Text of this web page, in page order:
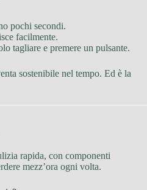
pochi secondi.
facilmente.
tagliare e premere un pulsante.
sostenibile nel tempo. Ed è la
rapida, con componenti
mezz’ora ogni volta.